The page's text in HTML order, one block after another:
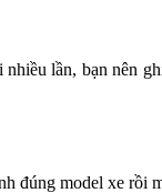
lần, bạn nên
đúng model xe rồi